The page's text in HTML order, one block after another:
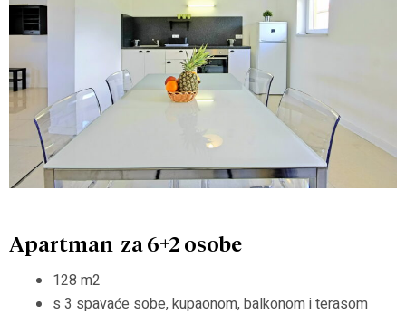
Apartman za 6+2 osobe
128 m2
s 3 spavaće sobe, kupaonom, balkonom i terasom